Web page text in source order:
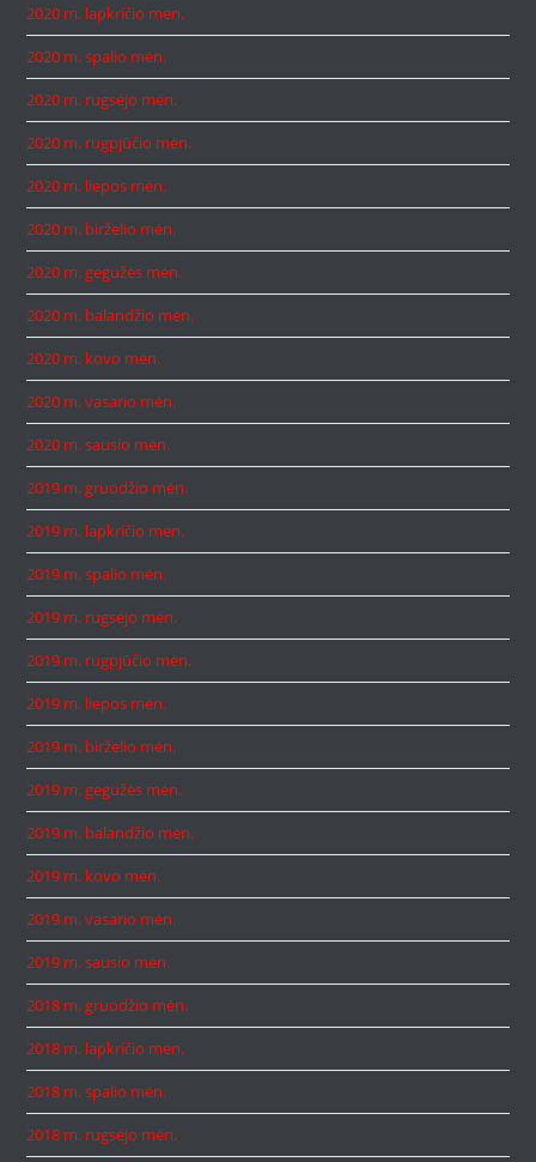
2020 m. lapkričio mėn.
2020 m. spalio mėn.
2020 m. rugsėjo mėn.
2020 m. rugpjūčio mėn.
2020 m. liepos mėn.
2020 m. birželio mėn.
2020 m. gegužės mėn.
2020 m. balandžio mėn.
2020 m. kovo mėn.
2020 m. vasario mėn.
2020 m. sausio mėn.
2019 m. gruodžio mėn.
2019 m. lapkričio mėn.
2019 m. spalio mėn.
2019 m. rugsėjo mėn.
2019 m. rugpjūčio mėn.
2019 m. liepos mėn.
2019 m. birželio mėn.
2019 m. gegužės mėn.
2019 m. balandžio mėn.
2019 m. kovo mėn.
2019 m. vasario mėn.
2019 m. sausio mėn.
2018 m. gruodžio mėn.
2018 m. lapkričio mėn.
2018 m. spalio mėn.
2018 m. rugsėjo mėn.